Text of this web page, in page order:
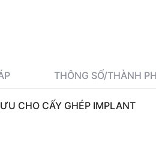
THÔNG SỐ/THÀNH
CHO CẤY GHÉP IMPLANT